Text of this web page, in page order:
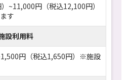
~11,000円（税込12,100円）
す
設利用料
円（税込1,650円）※施設